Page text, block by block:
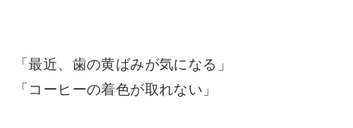
「最近、歯の黄ばみが気になる」
「コーヒーの着色が取れない」